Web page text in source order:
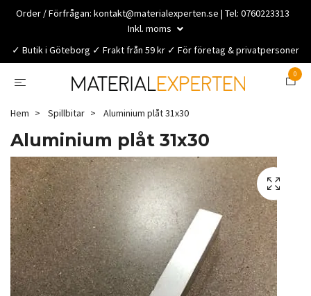
Order / Förfrågan: kontakt@materialexperten.se | Tel: 0760223313
Inkl. moms
✓ Butik i Göteborg ✓ Frakt från 59 kr ✓ För företag & privatpersoner
0
Hem Spillbitar Aluminium plåt 31x30
Aluminium plåt 31x30